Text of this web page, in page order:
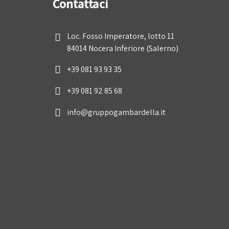
Contattaci
Loc. Fosso Imperatore, lotto 11
84014 Nocera Inferiore (Salerno)
+39 081 93 93 35
+39 081 92 85 68
info@gruppogambardella.it